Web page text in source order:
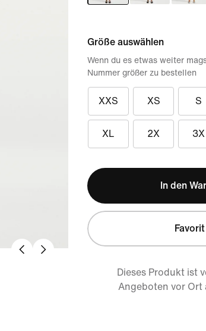
Größe auswählen
XXS XS S
XL 2X 3X
Wenn du es etwas weiter
Nummer größer zu bestellen
In den
Favorit
Dieses Produkt ist
Angeboten vor Ort